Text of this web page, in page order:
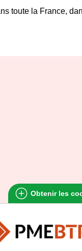
toute la France,
Obtenir les